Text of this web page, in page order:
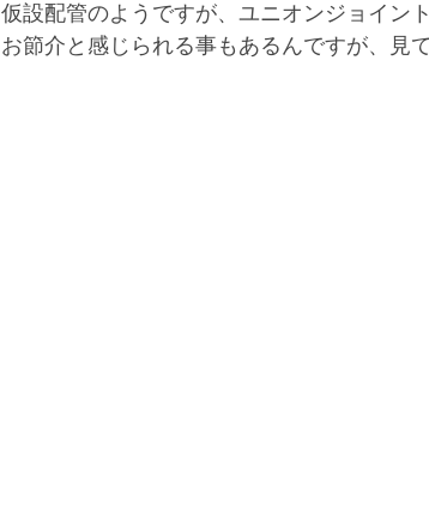
仮設配管のようですが、ユニオンジョイン
お節介と感じられる事もあるんですが、見